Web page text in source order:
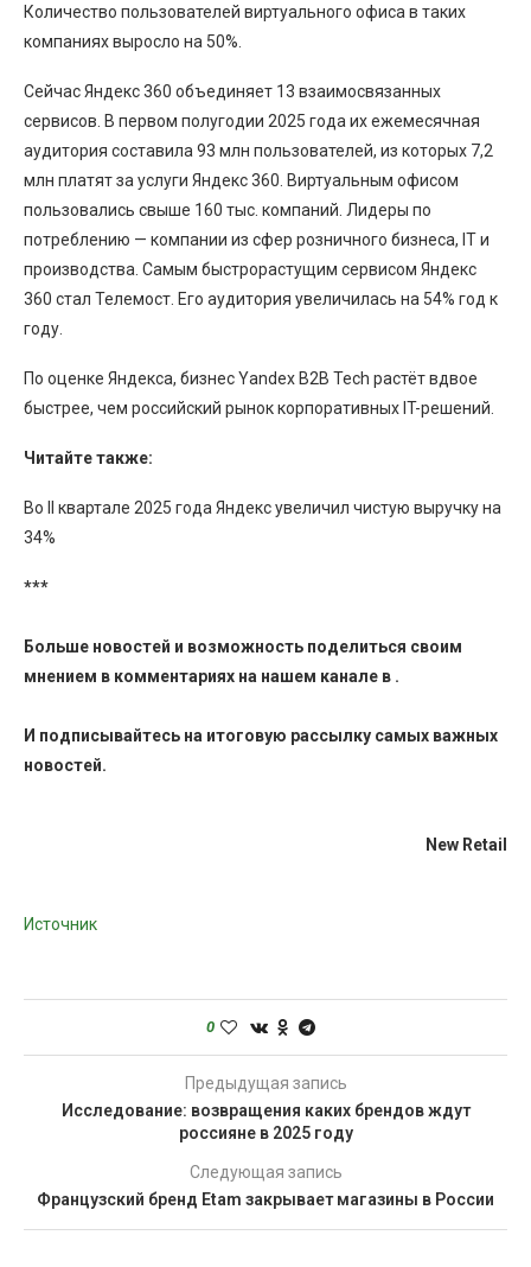
Количество пользователей виртуального офиса в таких
компаниях выросло на 50%.
Сейчас Яндекс 360 объединяет 13 взаимосвязанных
сервисов. В первом полугодии 2025 года их ежемесячная
аудитория составила 93 млн пользователей, из которых 7,2
млн платят за услуги Яндекс 360. Виртуальным офисом
пользовались свыше 160 тыс. компаний. Лидеры по
потреблению — компании из сфер розничного бизнеса, IT и
производства. Самым быстрорастущим сервисом Яндекс
360 стал Телемост. Его аудитория увеличилась на 54% год к
году.
По оценке Яндекса, бизнес Yandex B2B Tech растёт вдвое
быстрее, чем российский рынок корпоративных IT-решений.
Читайте также:
Во II квартале 2025 года Яндекс увеличил чистую выручку на
34%
***
Больше новостей и возможность поделиться своим
мнением в комментариях на нашем канале в .
И подписывайтесь на итоговую рассылку самых важных
новостей.
New Retail
Источник
0
Предыдущая запись
Исследование: возвращения каких брендов ждут
россияне в 2025 году
Следующая запись
Французский бренд Etam закрывает магазины в России